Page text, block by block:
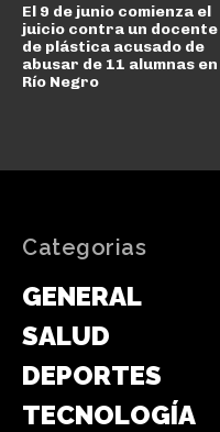
El 9 de junio comienza el
juicio contra un docente
de plástica acusado de
abusar de 11 alumnas en
Río Negro
Categorias
GENERAL
SALUD
DEPORTES
TECNOLOGÍA